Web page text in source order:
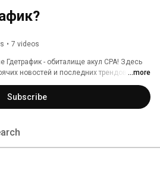
• 7 videos
Гдетрафик - обиталище акул CPA! Здесь
новостей и последних трендов,
интересных интервью и бесед. Не
ставьте лайки, чтобы узнать ответ на
...more
Subscribe